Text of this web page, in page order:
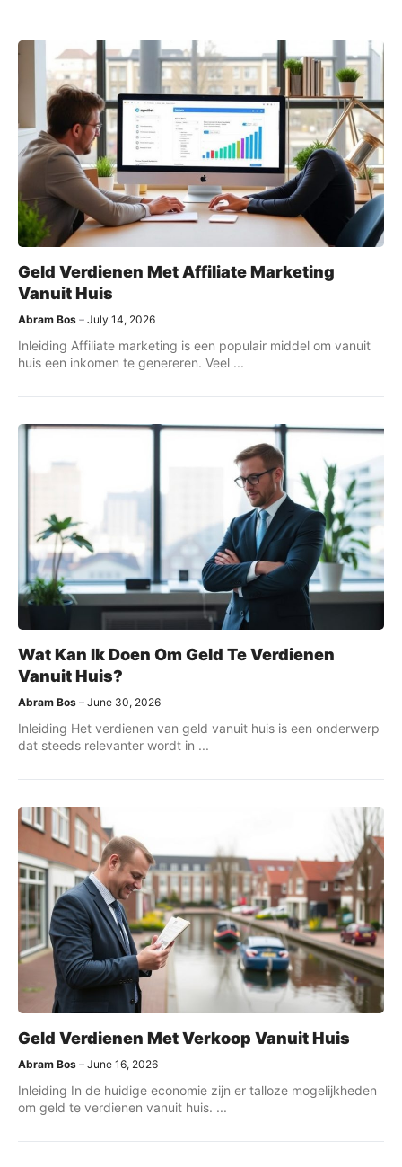
Geld Verdienen Met Affiliate Marketing
Vanuit Huis
Abram Bos July 14, 2026
Inleiding Affiliate marketing is een populair middel om vanuit
huis een inkomen te genereren. Veel ...
Wat Kan Ik Doen Om Geld Te Verdienen
Vanuit Huis?
Abram Bos June 30, 2026
Inleiding Het verdienen van geld vanuit huis is een onderwerp
dat steeds relevanter wordt in ...
Geld Verdienen Met Verkoop Vanuit Huis
Abram Bos June 16, 2026
Inleiding In de huidige economie zijn er talloze mogelijkheden
om geld te verdienen vanuit huis. ...